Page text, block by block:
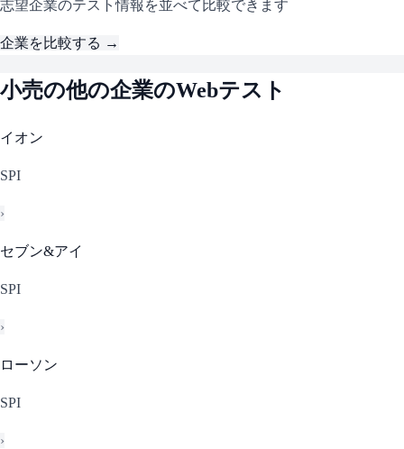
志望企業のテスト情報を並べて比較できます
企業を比較する →
小売の他の企業のWebテスト
イオン
SPI
›
セブン&アイ
SPI
›
ローソン
SPI
›